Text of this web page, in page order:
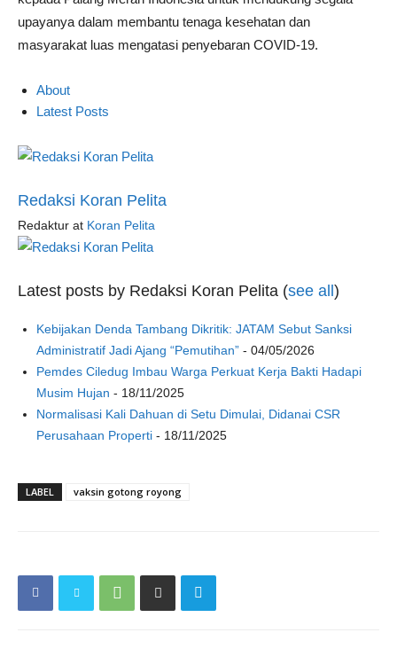
upayanya dalam membantu tenaga kesehatan dan
masyarakat luas mengatasi penyebaran COVID-19.
About
Latest Posts
Redaksi Koran Pelita
Redaktur at Koran Pelita
Latest posts by Redaksi Koran Pelita (see all)
Kebijakan Denda Tambang Dikritik: JATAM Sebut Sanksi
Administratif Jadi Ajang “Pemutihan” - 04/05/2026
Pemdes Ciledug Imbau Warga Perkuat Kerja Bakti Hadapi
Musim Hujan - 18/11/2025
Normalisasi Kali Dahuan di Setu Dimulai, Didanai CSR
Perusahaan Properti - 18/11/2025
LABEL vaksin gotong royong